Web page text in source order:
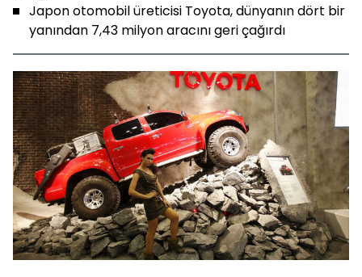
Japon otomobil üreticisi Toyota, dünyanın dört bir
yanından 7,43 milyon aracını geri çağırdı